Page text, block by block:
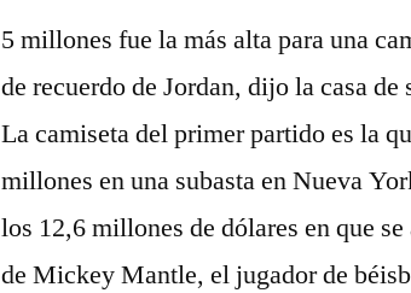
5 millones fue la más alta para una
de recuerdo de Jordan, dijo la casa
La camiseta del primer partido es la
millones en una subasta en Nueva
los 12,6 millones de dólares en que
de Mickey Mantle, el jugador de